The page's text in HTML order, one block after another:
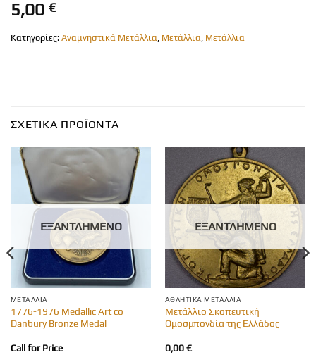
5,00 €
Κατηγορίες: Αναμνηστικά Μετάλλια Μετάλλια Μετάλλια
ΣΧΕΤΙΚΆ ΠΡΟΪΌΝΤΑ
ΕΞΑΝΤΛΗΜΈΝΟ
ΜΕΤΆΛΛΙΑ
1776-1976 Medallic Art co
Danbury Bronze Medal
Call for Price
ΕΞΑΝΤΛΗΜΈΝΟ
ΑΘΛΗΤΙΚΆ ΜΕΤΆΛΛΙΑ
Μετάλλιο Σκοπευτική
Ομοσμπονδία της Ελλάδος
0,00€